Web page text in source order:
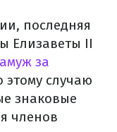
последняя
Елизаветы II
за
этому случаю
знаковые
членов